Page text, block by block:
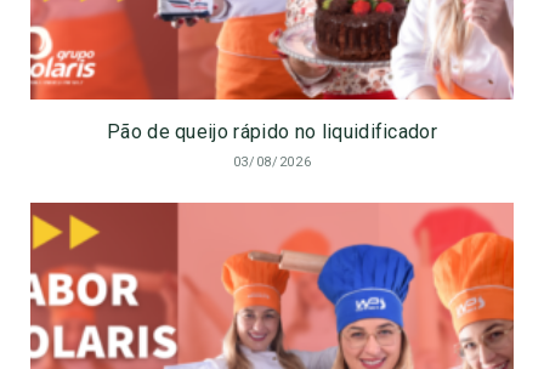
Pão de queijo rápido no liquidificador
03/08/2026